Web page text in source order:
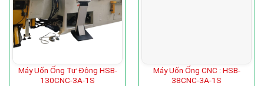
Máy Uốn Ống Tự Động HSB-
130CNC-3A-1S
Máy Uốn Ống CNC : HSB-
38CNC-3A-1S